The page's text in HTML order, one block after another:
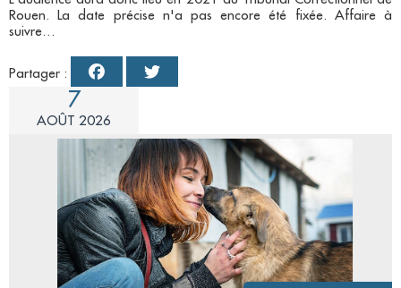
Rouen. La date précise n'a pas encore été fixée. Affaire à
suivre…
Partager :
7
AOÛT 2026